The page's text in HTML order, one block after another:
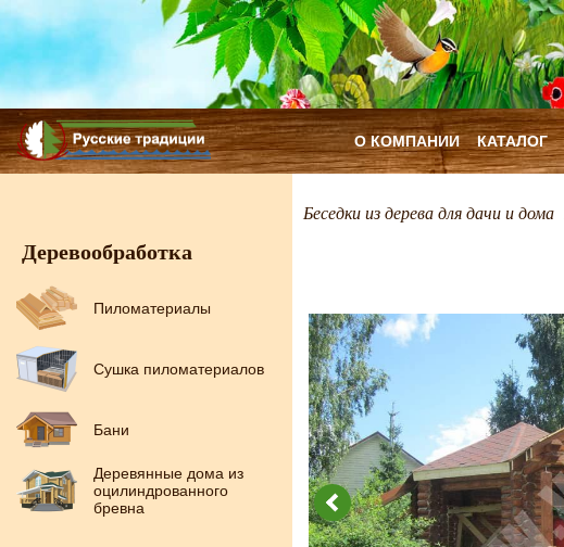
О КОМПАНИИ КАТАЛОГ
Деревообработка
Пиломатериалы
Сушка пиломатериалов
Бани
Деревянные дома из
оцилиндрованного
бревна
Беседки из дерева для дачи и дома